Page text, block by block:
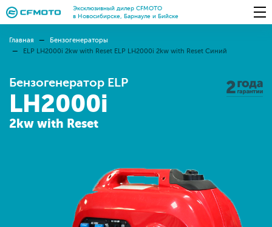
Эксклюзивный дилер CFMOTO
в Новосибирске, Барнауле и Бийске
Главная
Бензогенераторы
ELP LH2000i 2kw with Reset ELP LH2000i 2kw with Reset Синий
Бензогенератор ELP
LH2000i
2kw with Reset